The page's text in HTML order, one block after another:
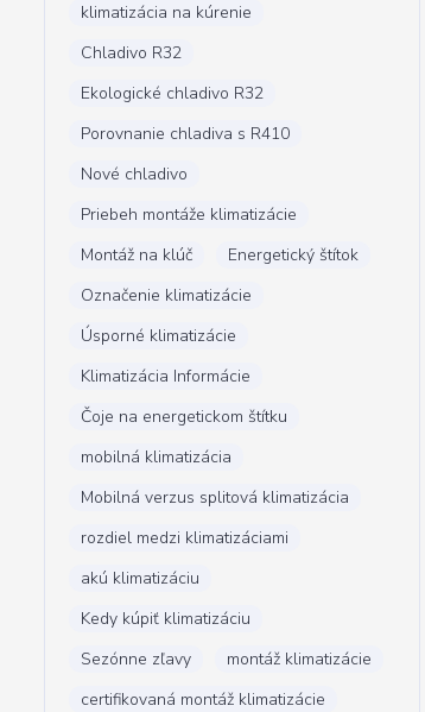
klimatizácia na kúrenie
Chladivo R32
Ekologické chladivo R32
Porovnanie chladiva s R410
Nové chladivo
Priebeh montáže klimatizácie
Montáž na klúč
Energetický štítok
Označenie klimatizácie
Úsporné klimatizácie
Klimatizácia Informácie
Čoje na energetickom štítku
mobilná klimatizácia
Mobilná verzus splitová klimatizácia
rozdiel medzi klimatizáciami
akú klimatizáciu
Kedy kúpiť klimatizáciu
Sezónne zľavy
montáž klimatizácie
certifikovaná montáž klimatizácie